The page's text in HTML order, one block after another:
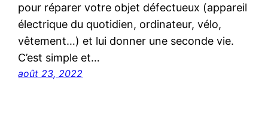
pour réparer votre objet défectueux (appareil
électrique du quotidien, ordinateur, vélo,
vêtement…) et lui donner une seconde vie.
C’est simple et…
août 23, 2022